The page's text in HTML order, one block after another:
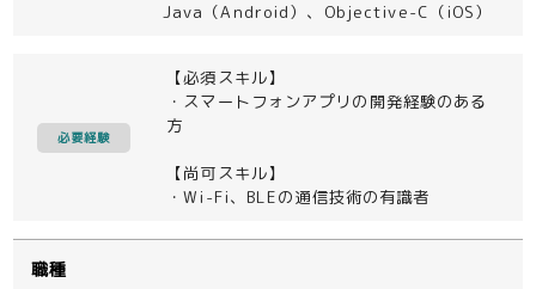
Java（Android）、Objective-C（iOS）
必要経験
【必須スキル】
・スマートフォンアプリの開発経験のある
方
【尚可スキル】
・Wi-Fi、BLEの通信技術の有識者
職種